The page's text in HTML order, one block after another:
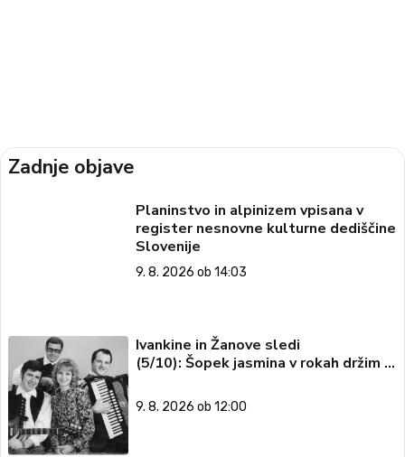
Zadnje objave
Planinstvo in alpinizem vpisana v
register nesnovne kulturne dediščine
Slovenije
9. 8. 2026 ob 14:03
Ivankine in Žanove sledi
(5/10): Šopek jasmina v rokah držim …
9. 8. 2026 ob 12:00